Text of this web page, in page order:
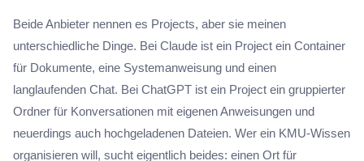
Beide Anbieter nennen es Projects, aber sie meinen
unterschiedliche Dinge. Bei Claude ist ein Project ein Container
für Dokumente, eine Systemanweisung und einen
langlaufenden Chat. Bei ChatGPT ist ein Project ein gruppierter
Ordner für Konversationen mit eigenen Anweisungen und
neuerdings auch hochgeladenen Dateien. Wer ein KMU-Wissen
organisieren will, sucht eigentlich beides: einen Ort für